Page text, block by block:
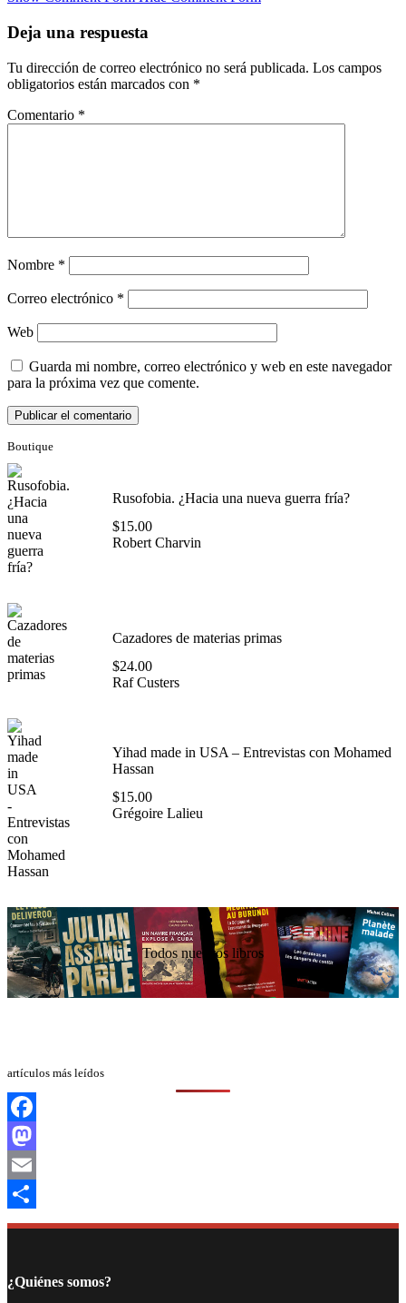
Deja una respuesta
Tu dirección de correo electrónico no será publicada. Los campos
obligatorios están marcados con *
Comentario *
Nombre *
Correo electrónico *
Web
Guarda mi nombre, correo electrónico y web en este navegador
para la próxima vez que comente.
Boutique
Rusofobia. ¿Hacia una nueva guerra fría?
$15.00
Robert Charvin
Cazadores de materias primas
$24.00
Raf Custers
Yihad made in USA – Entrevistas con Mohamed
Hassan
$15.00
Grégoire Lalieu
Todos nuestros libros
artículos más leídos
Facebook
Mastodon
Email
Compartir
¿Quiénes somos?